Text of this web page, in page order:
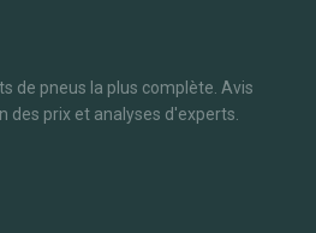
de pneus la plus complète. Avis
des prix et analyses d'experts.